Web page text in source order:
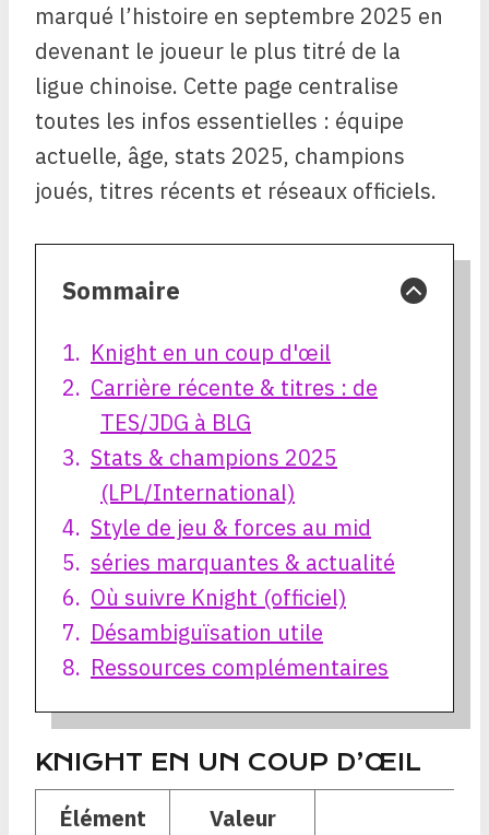
marqué l’histoire en septembre 2025 en
devenant le joueur le plus titré de la
ligue chinoise. Cette page centralise
toutes les infos essentielles : équipe
actuelle, âge, stats 2025, champions
joués, titres récents et réseaux officiels.
Sommaire
Knight en un coup d'œil
Carrière récente & titres : de
TES/JDG à BLG
Stats & champions 2025
(LPL/International)
Style de jeu & forces au mid
séries marquantes & actualité
Où suivre Knight (officiel)
Désambiguïsation utile
Ressources complémentaires
KNIGHT EN UN COUP D’ŒIL
Élément Valeur